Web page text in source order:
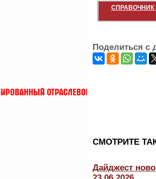
СПРАВОЧНИК
Поделиться с
CМОТРИТЕ
Дайджест